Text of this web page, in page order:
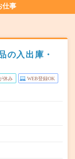
仕事
の入出庫・
休み WEB登録OK